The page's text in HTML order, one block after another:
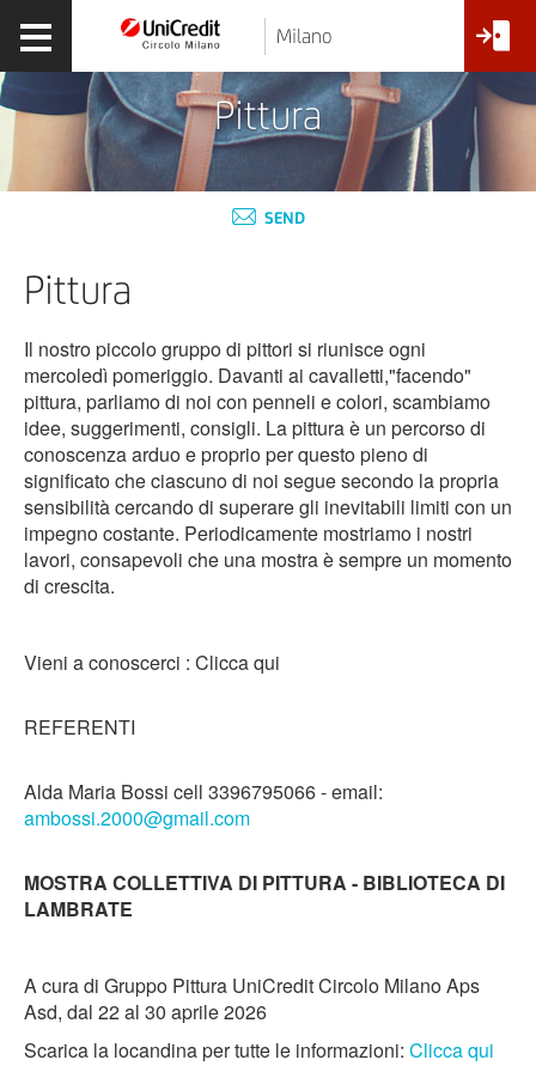
Milano
Pittura
SEND
Pittura
Il nostro piccolo gruppo di pittori si riunisce ogni
mercoledì pomeriggio. Davanti ai cavalletti,"facendo"
pittura, parliamo di noi con penneli e colori, scambiamo
idee, suggerimenti, consigli. La pittura è un percorso di
conoscenza arduo e proprio per questo pieno di
significato che ciascuno di noi segue secondo la propria
sensibilità cercando di superare gli inevitabili limiti con un
impegno costante. Periodicamente mostriamo i nostri
lavori, consapevoli che una mostra è sempre un momento
di crescita.
Vieni a conoscerci : Clicca qui
REFERENTI
Alda Maria Bossi cell 3396795066 - email:
ambossi.2000@gmail.com
MOSTRA COLLETTIVA DI PITTURA - BIBLIOTECA DI
LAMBRATE
A cura di Gruppo Pittura UniCredit Circolo Milano Aps
Asd, dal 22 al 30 aprile 2026
Scarica la locandina per tutte le informazioni: Clicca qui